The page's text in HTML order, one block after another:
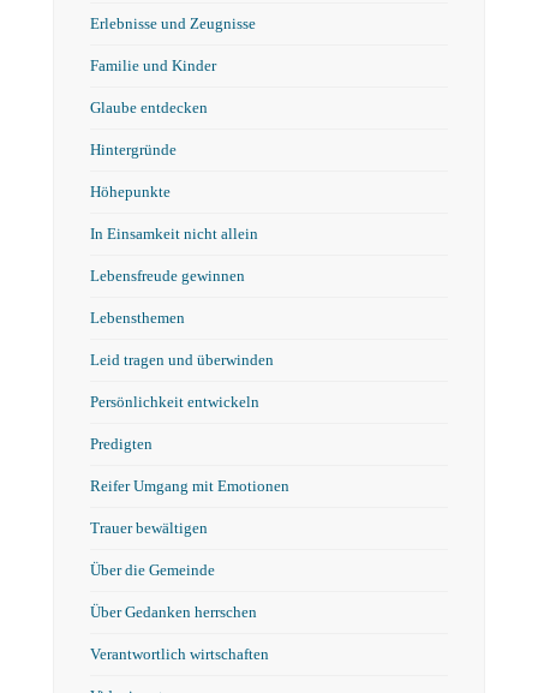
Erlebnisse und Zeugnisse
Familie und Kinder
Glaube entdecken
Hintergründe
Höhepunkte
In Einsamkeit nicht allein
Lebensfreude gewinnen
Lebensthemen
Leid tragen und überwinden
Persönlichkeit entwickeln
Predigten
Reifer Umgang mit Emotionen
Trauer bewältigen
Über die Gemeinde
Über Gedanken herrschen
Verantwortlich wirtschaften